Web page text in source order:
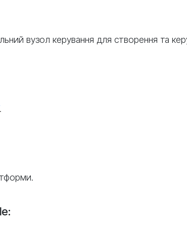
вузол керування для створення та
.